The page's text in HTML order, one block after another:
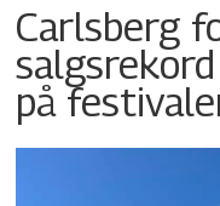
Carlsberg
på